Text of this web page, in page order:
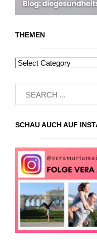
THEMEN
SCHAU AUCH AUF